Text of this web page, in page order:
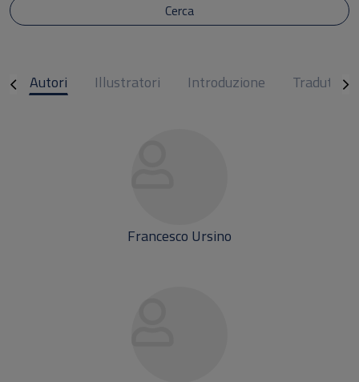
Cerca
Autori Illustratori Introduzione Traduttori
Francesco Ursino